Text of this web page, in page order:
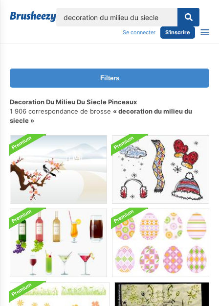
Se connecter S'inscrire
Filters
Decoration Du Milieu Du Siecle Pinceaux
1 906 correspondance de brosse
decoration du milieu du
siecle